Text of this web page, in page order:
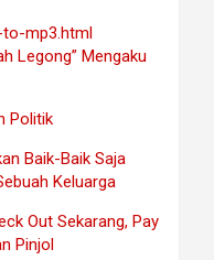
mp3.html
Legong” Mengaku
Politik
Baik-Baik Saja
Keluarga
Out Sekarang, Pay
Pinjol